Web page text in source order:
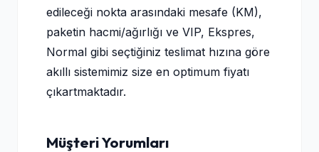
edileceği nokta arasındaki mesafe (KM),
paketin hacmi/ağırlığı ve VIP, Ekspres,
Normal gibi seçtiğiniz teslimat hızına göre
akıllı sistemimiz size en optimum fiyatı
çıkartmaktadır.
Müşteri Yorumları